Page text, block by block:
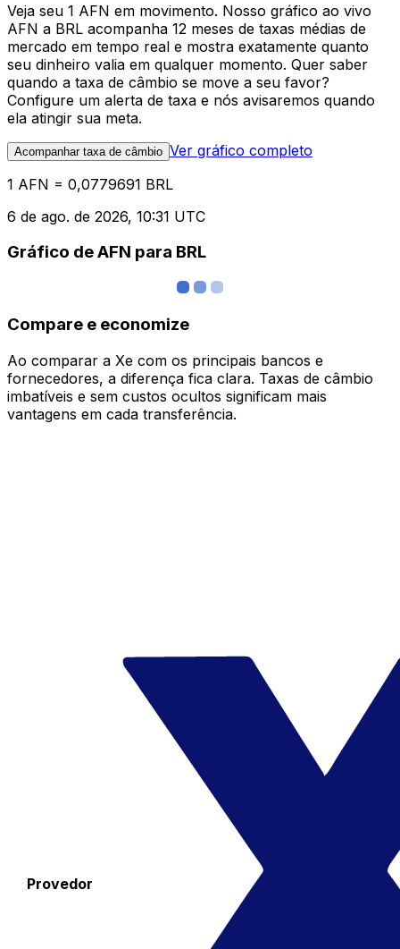
Veja seu 1 AFN em movimento. Nosso gráfico ao vivo
AFN a BRL acompanha 12 meses de taxas médias de
mercado em tempo real e mostra exatamente quanto
seu dinheiro valia em qualquer momento. Quer saber
quando a taxa de câmbio se move a seu favor?
Configure um alerta de taxa e nós avisaremos quando
ela atingir sua meta.
Acompanhar taxa de câmbio Ver gráfico completo
1 AFN = 0,0779691 BRL
6 de ago. de 2026, 10:31 UTC
Gráfico de AFN para BRL
Compare e economize
Ao comparar a Xe com os principais bancos e
fornecedores, a diferença fica clara. Taxas de câmbio
imbatíveis e sem custos ocultos significam mais
vantagens em cada transferência.
Provedor